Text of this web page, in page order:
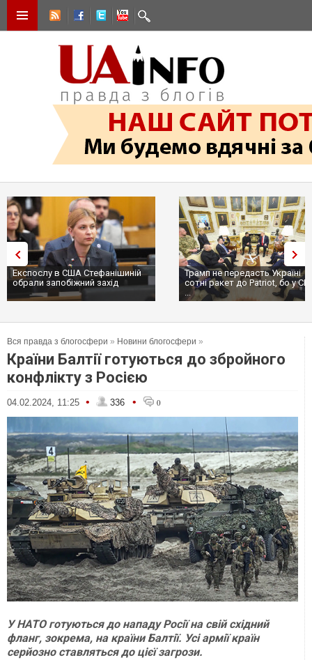
Експослу в США Стефанішиній
обрали запобіжний захід
Трамп не передасть Україні
сотні ракет до Patriot, бо у
...
Вся правда з блогосфери » Новини блогосфери »
Країни Балтії готуються до збройного
конфлікту з Росією
04.02.2024, 11:25 • 336 • 0
У НАТО готуються до нападу Росії на свій східний
фланг, зокрема, на країни Балтії. Усі армії країн
серйозно ставляться до цієї загрози.